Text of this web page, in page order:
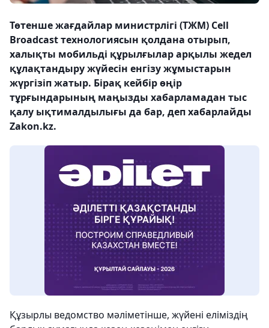
Төтенше жағдайлар министрлігі (ТЖМ) Cell
Broadcast технологиясын қолдана отырып,
халықты мобильді құрылғылар арқылы жедел
құлақтандыру жүйесін енгізу жұмыстарын
жүргізіп жатыр. Бірақ кейбір өңір
тұрғындарының маңызды хабарламадан тыс
қалу ықтималдылығы да бар, деп хабарлайды
Zakon.kz.
Құзырлы ведомство мәліметінше, жүйені еліміздің